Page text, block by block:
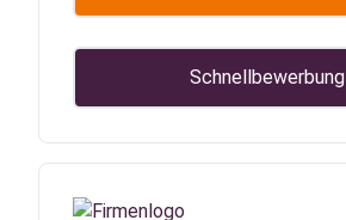
Schnellbewerbung